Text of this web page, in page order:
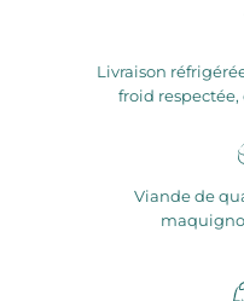
Livraison
froid respectée,
Viande de